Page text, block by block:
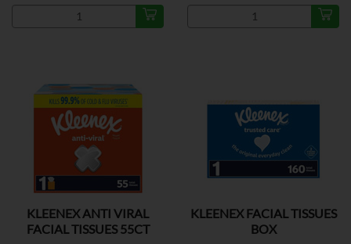
KLEENEX ANTI VIRAL
FACIAL TISSUES 55CT
KLEENEX FACIAL TISSUES
BOX